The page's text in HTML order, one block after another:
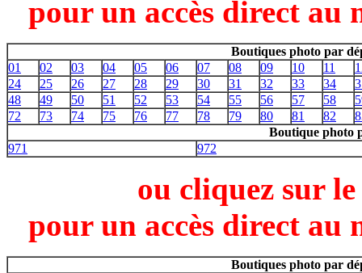
pour un accès direct au
Boutiques photo par
01
02 03 04 05 06 07 08 09 10 11
24
25 26 27 28 29 30 31 32 33 34
48
49 50 51 52 53 54 55 56 57 58
72
73 74 75 76 77 78 79 80 81 82
Boutique photo
971
972
ou cliquez sur
pour un accès direct au
Boutiques photo par